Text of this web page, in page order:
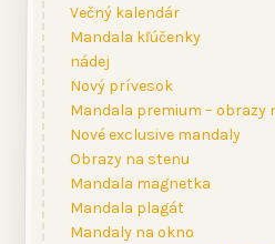
Večný kalendár
Mandala kľúčenky
nádej
Nový prívesok
Mandala premium – obrazy
Nové exclusive mandaly
Obrazy na stenu
Mandala magnetka
Mandala plagát
Mandaly na okno